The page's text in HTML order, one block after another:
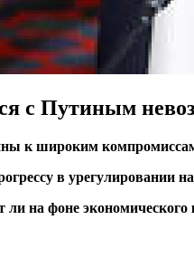
с Путиным
к широким
в урегулировании
на фоне